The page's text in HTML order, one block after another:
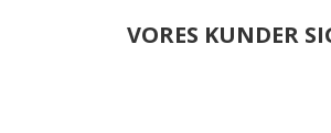
VORES KUNDER